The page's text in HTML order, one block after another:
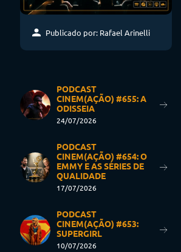
Publicado por: Rafael Arinelli
PODCAST
CINEM(AÇÃO) #655: A
ODISSEIA
24/07/2026
PODCAST
CINEM(AÇÃO) #654: O
EMMY E AS SÉRIES DE
QUALIDADE
17/07/2026
PODCAST
CINEM(AÇÃO) #653:
SUPERGIRL
10/07/2026